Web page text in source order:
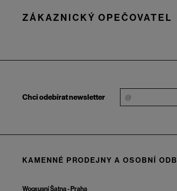
ZÁKAZNICKÝ OPEČOVATEL
Chci odebírat newsletter
KAMENNÉ PRODEJNY A OSOBNÍ
Wooxusní Šatna - Praha